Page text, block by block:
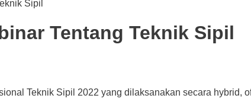
Sipil
Tentang Teknik Sipil
Teknik Sipil 2022 yang dilaksanakan secara hybrid,